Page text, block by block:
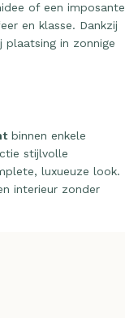
of een imposante
en klasse. Dankzij
plaatsing in zonnige
binnen enkele
stijlvolle
luxueuze look.
interieur zonder